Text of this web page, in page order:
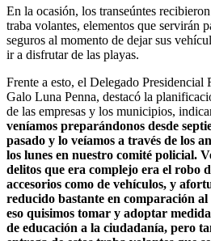
En la ocasión, los transeúntes
traba volantes, elementos que servirán
seguros al momento de dejar sus
ir a disfrutar de las playas.
Frente a esto, el Delegado Presidencial
Galo Luna Penna, destacó la
de las empresas y los municipios,
veníamos preparándonos desde
pasado y lo veíamos a través de los
los lunes en nuestro comité policial.
delitos que era complejo era el robo
accesorios como de vehículos, y
reducido bastante en comparación
eso quisimos tomar y adoptar
de educación a la ciudadanía, pero